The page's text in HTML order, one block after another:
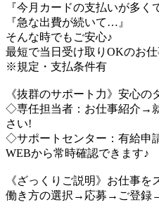
『今月カードの支払いが多く
『急な出費が続いて…』
そんな時でもご安心♪
最短で当日受け取りOKのお仕
※規定・支払条件有
《抜群のサポート力》安心
◇専任担当者：お仕事紹介→
さい!
◇サポートセンター：有給申
WEBから常時確認できます♪
《ざっくりご説明》お仕事
働き方の選択→応募→ご登